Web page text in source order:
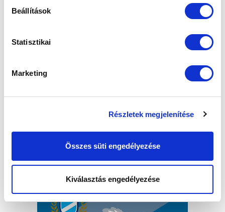
Beállítások
Statisztikai
Marketing
Részletek megjelenítése
Összes süti engedélyezése
Kiválasztás engedélyezése
VÉGRE ÚJRA OTTHON
Az MTK Budapest klubigazgatójával, Domonyai
Lászlóval beszélgettünk játékoskeretről, edzőtáborról,